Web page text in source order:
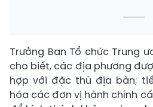
Trưởng Ban Tổ chức Trung
cho biết, các địa phương
hợp với đặc thù địa bàn;
hóa các đơn vị hành chính